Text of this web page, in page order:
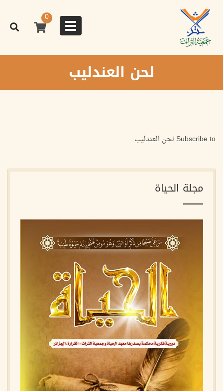
المحتوى
الرئيسي
Toggle
navigation
0
لحن العندليب
Subscribe to لحن العندليب
مجلة الحياة